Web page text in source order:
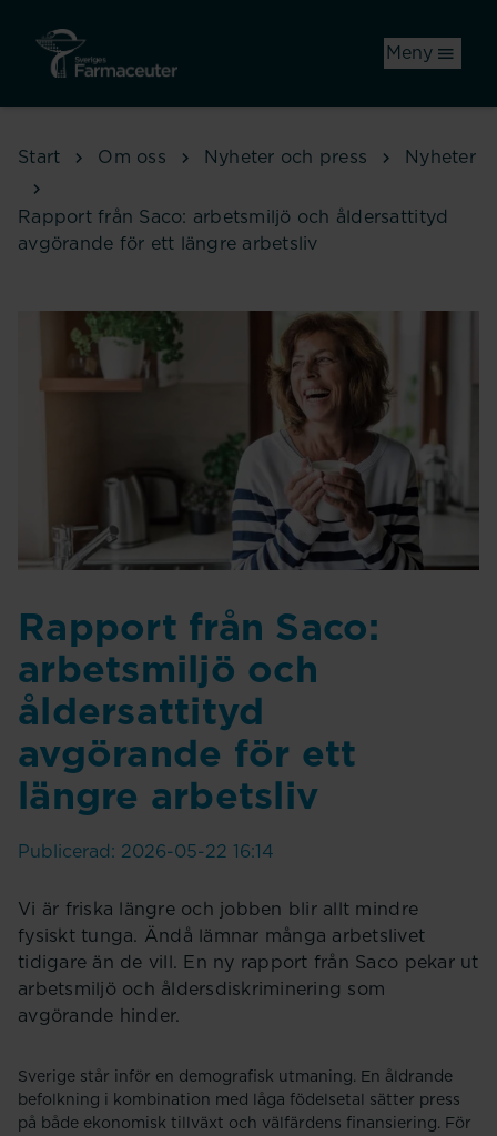
Meny
Start Om oss Nyheter och press Nyheter
Rapport från Saco: arbetsmiljö och åldersattityd
avgörande för ett längre arbetsliv
Rapport från Saco:
arbetsmiljö och
åldersattityd
avgörande för ett
längre arbetsliv
Publicerad: 2026-05-22 16:14
Vi är friska längre och jobben blir allt mindre
fysiskt tunga. Ändå lämnar många arbetslivet
tidigare än de vill. En ny rapport från Saco pekar ut
arbetsmiljö och åldersdiskriminering som
avgörande hinder.
Sverige står inför en demografisk utmaning. En åldrande
befolkning i kombination med låga födelsetal sätter press
på både ekonomisk tillväxt och välfärdens finansiering. För